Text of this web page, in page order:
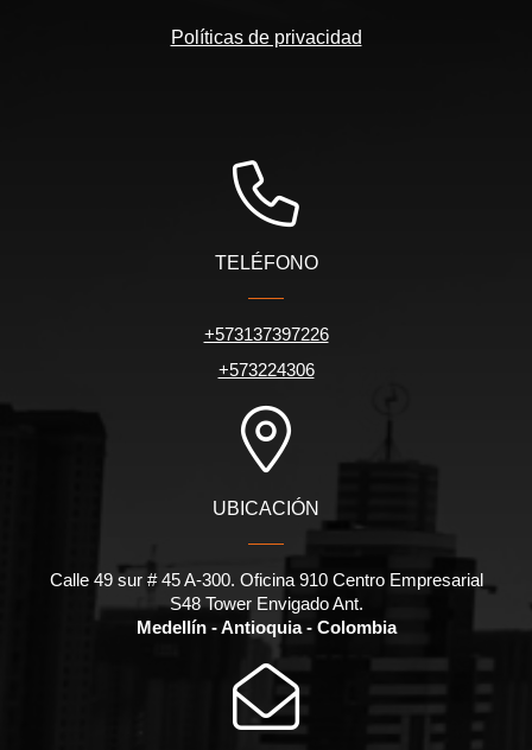
Políticas de privacidad
TELÉFONO
+573137397226
+573224306
UBICACIÓN
Calle 49 sur # 45 A-300. Oficina 910 Centro Empresarial
S48 Tower Envigado Ant.
Medellín - Antioquia - Colombia